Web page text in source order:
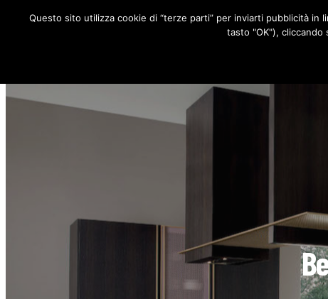
RUBRICHE
Questo sito utilizza cookie di “terze parti” per inviarti pubblicità
tasto "OK"), cliccando